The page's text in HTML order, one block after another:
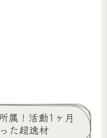
属！活動1ヶ月
た超逸材